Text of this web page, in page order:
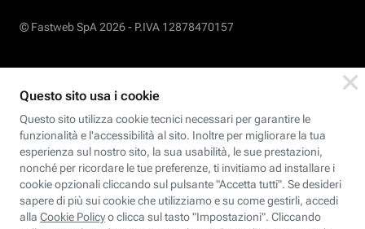
© Fastweb SpA 2026 - P.IVA 12878470157